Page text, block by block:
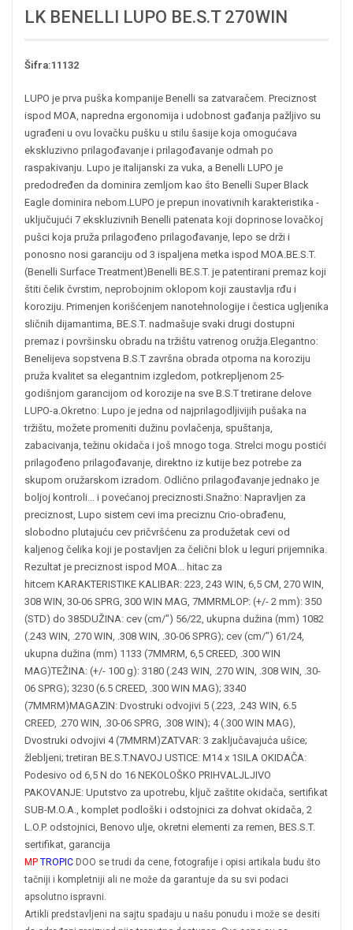
LK BENELLI LUPO BE.S.T 270WIN
Šifra:11132
LUPO je prva puška kompanije Benelli sa zatvaračem. Preciznost
ispod MOA, napredna ergonomija i udobnost gađanja pažljivo su
ugrađeni u ovu lovačku pušku u stilu šasije koja omogućava
ekskluzivno prilagođavanje i prilagođavanje odmah po
raspakivanju. Lupo je italijanski za vuka, a Benelli LUPO je
predodređen da dominira zemljom kao što Benelli Super Black
Eagle dominira nebom.LUPO je prepun inovativnih karakteristika -
uključujući 7 ekskluzivnih Benelli patenata koji doprinose lovačkoj
pušci koja pruža prilagođeno prilagođavanje, lepo se drži i
ponosno nosi garanciju od 3 ispaljena metka ispod MOA.BE.S.T.
(Benelli Surface Treatment)Benelli BE.S.T. je patentirani premaz koji
štiti čelik čvrstim, neprobojnim oklopom koji zaustavlja rđu i
koroziju. Primenjen korišćenjem nanotehnologije i čestica ugljenika
sličnih dijamantima, BE.S.T. nadmašuje svaki drugi dostupni
premaz i površinsku obradu na tržištu vatrenog oružja.Elegantno:
Benelijeva sopstvena B.S.T završna obrada otporna na koroziju
pruža kvalitet sa elegantnim izgledom, potkrepljenom 25-
godišnjom garancijom od korozije na sve B.S.T tretirane delove
LUPO-a.Okretno: Lupo je jedna od najprilagodljivijih pušaka na
tržištu, možete promeniti dužinu povlačenja, spuštanja,
zabacivanja, težinu okidača i još mnogo toga. Strelci mogu postići
prilagođeno prilagođavanje, direktno iz kutije bez potrebe za
skupom oružarskom izradom. Odlično prilagođavanje jednako je
boljoj kontroli... i povećanoj preciznosti.Snažno: Napravljen za
preciznost, Lupo sistem cevi ima preciznu Crio-obrađenu,
slobodno plutajuću cev pričvršćenu za produžetak cevi od
kaljenog čelika koji je postavljen za čelični blok u leguri prijemnika.
Rezultat je preciznost ispod MOA... hitac za
hitcem KARAKTERISTIKE KALIBAR: 223, 243 WIN, 6,5 CM, 270 WIN,
308 WIN, 30-06 SPRG, 300 WIN MAG, 7MMRMLOP: (+/- 2 mm): 350
(STD) do 385DUŽINA: cev (cm/") 56/22, ukupna dužina (mm) 1082
(.243 WIN, .270 WIN, .308 WIN, .30-06 SPRG); cev (cm/") 61/24,
ukupna dužina (mm) 1133 (7MMRM, 6,5 CREED, .300 WIN
MAG)TEŽINA: (+/- 100 g): 3180 (.243 WIN, .270 WIN, .308 WIN, .30-
06 SPRG); 3230 (6.5 CREED, .300 WIN MAG); 3340
(7MMRM)MAGAZIN: Dvostruki odvojivi 5 (.223, .243 WIN, 6.5
CREED, .270 WIN, .30-06 SPRG, .308 WIN); 4 (.300 WIN MAG),
Dvostruki odvojivi 4 (7MMRM)ZATVAR: 3 zaključavajuća ušice;
žlebljeni; tretiran BE.S.T.NAVOJ USTICE: M14 x 1SILA OKIDAČA:
Podesivo od 6,5 N do 16 NEKOLOŠKO PRIHVALJLJIVO
PAKOVANJE: Uputstvo za upotrebu, ključ zaštite okidača, sertifikat
SUB-M.O.A., komplet podloški i odstojnici za dohvat okidača, 2
L.O.P. odstojnici, Benovo ulje, okretni elementi za remen, BES.S.T.
sertifikat, garancija
MP TROPIC DOO se trudi da cene, fotografije i opisi artikala budu što
tačniji i kompletniji ali ne može da garantuje da su svi podaci
apsolutno ispravni.
Artikli predstavljeni na sajtu spadaju u našu ponudu i može se desiti